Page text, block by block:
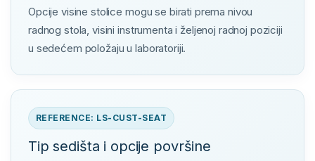
Opcije visine stolice mogu se birati prema nivou
radnog stola, visini instrumenta i željenoj radnoj poziciji
u sedećem položaju u laboratoriji.
REFERENCE: LS-CUST-SEAT
Tip sedišta i opcije površine